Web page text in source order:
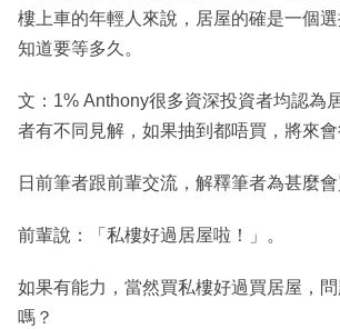
樓上車的年輕人來說，居屋的確是一個
知道要等多久。
文：1% Anthony很多資深投資者均認為
者有不同見解，如果抽到都唔買，將來會
日前筆者跟前輩交流，解釋筆者為甚麼會
前輩說：「私樓好過居屋啦！」。
如果有能力，當然買私樓好過買居屋，
嗎？